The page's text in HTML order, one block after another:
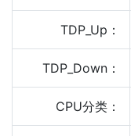
TDP_Up：
TDP_Down：
CPU分类：